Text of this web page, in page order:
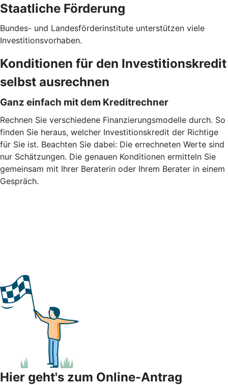
Staatliche Förderung
Bundes- und Landesförderinstitute unterstützen viele
Investitionsvorhaben.
Konditionen für den Investitionskredit
selbst ausrechnen
Ganz einfach mit dem Kreditrechner
Rechnen Sie verschiedene Finanzierungsmodelle durch. So
finden Sie heraus, welcher Investitionskredit der Richtige
für Sie ist. Beachten Sie dabei: Die errechneten Werte sind
nur Schätzungen. Die genauen Konditionen ermitteln Sie
gemeinsam mit Ihrer Beraterin oder Ihrem Berater in einem
Gespräch.
Hier geht's zum Online-Antrag